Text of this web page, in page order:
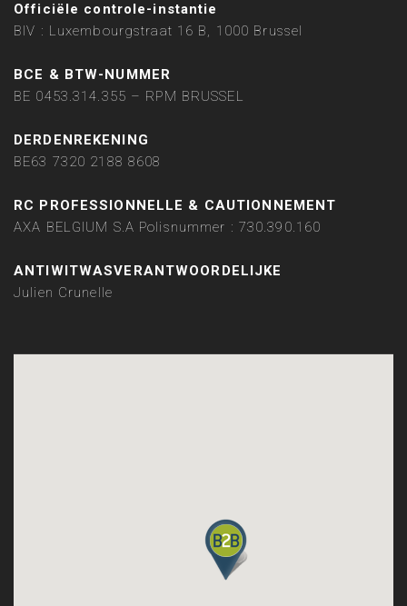
Officiële controle-instantie
BIV : Luxembourgstraat 16 B, 1000 Brussel
BCE & BTW-NUMMER
BE 0453.314.355 – RPM BRUSSEL
DERDENREKENING
BE63 7320 2188 8608
RC PROFESSIONNELLE & CAUTIONNEMENT
AXA BELGIUM S.A Polisnummer : 730.390.160
ANTIWITWASVERANTWOORDELIJKE
Julien Crunelle